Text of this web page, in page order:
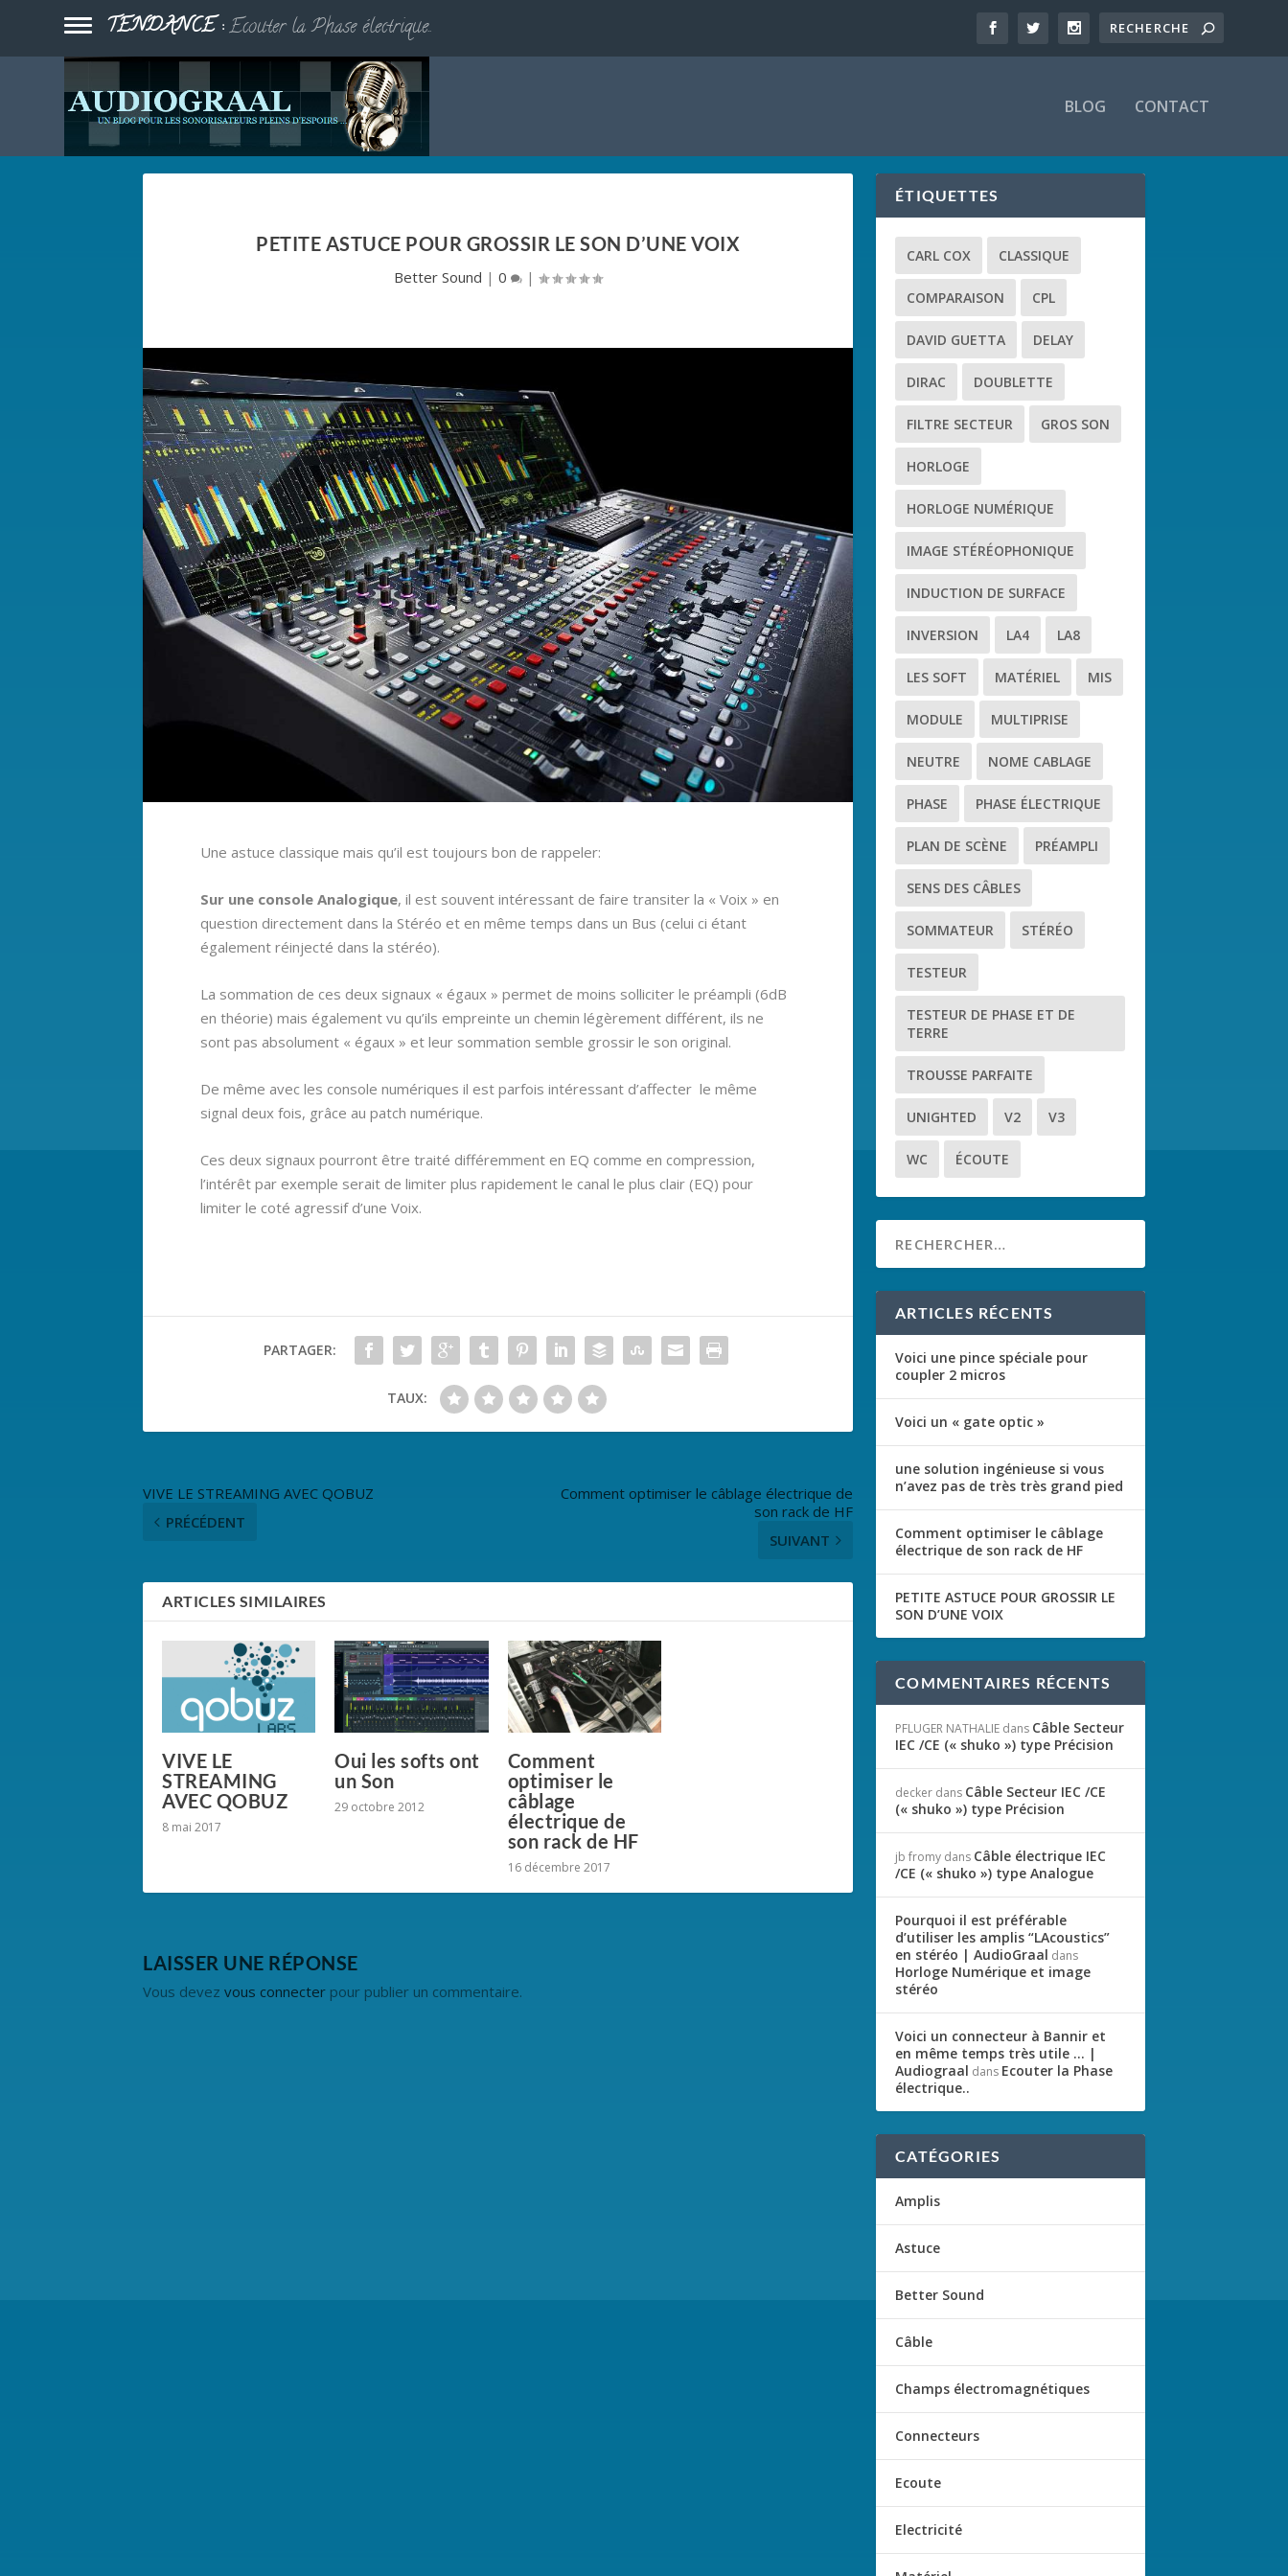
TENDANCE :Ecouter la Phase électrique..
BLOG CONTACT
PETITE ASTUCE POUR GROSSIR LE SON D’UNE VOIX
Better Sound |0 |
Une astuce classique mais qu’il est toujours bon de rappeler:
Sur une console Analogique, il est souvent intéressant de faire transiter la « Voix » en
question directement dans la Stéréo et en même temps dans un Bus (celui ci étant
également réinjecté dans la stéréo).
La sommation de ces deux signaux « égaux » permet de moins solliciter le préampli (6dB
en théorie) mais également vu qu’ils empreinte un chemin légèrement différent, ils ne
sont pas absolument « égaux » et leur sommation semble grossir le son original.
De même avec les console numériques il est parfois intéressant d’affecter le même
signal deux fois, grâce au patch numérique.
Ces deux signaux pourront être traité différemment en EQ comme en compression,
l’intérêt par exemple serait de limiter plus rapidement le canal le plus clair (EQ) pour
limiter le coté agressif d’une Voix.
PARTAGER:
TAUX:
VIVE LE STREAMING AVEC QOBUZ
PRÉCÉDENT
Comment optimiser le câblage électrique de
son rack de HF
SUIVANT
ARTICLES SIMILAIRES
VIVE LE
STREAMING
AVEC QOBUZ
8 mai 2017
Oui les softs ont
un Son
29 octobre 2012
Comment
optimiser le
câblage
électrique de
son rack de HF
16 décembre 2017
LAISSER UNE RÉPONSE
Vous devez vous connecter pour publier un commentaire.
ÉTIQUETTES
CARL COX CLASSIQUE
COMPARAISON CPL
DAVID GUETTA DELAY
DIRAC DOUBLETTE
FILTRE SECTEUR GROS SON
HORLOGE
HORLOGE NUMÉRIQUE
IMAGE STÉRÉOPHONIQUE
INDUCTION DE SURFACE
INVERSION LA4 LA8
LES SOFT MATÉRIEL MIS
MODULE MULTIPRISE
NEUTRE NOME CABLAGE
PHASE PHASE ÉLECTRIQUE
PLAN DE SCÈNE PRÉAMPLI
SENS DES CÂBLES
SOMMATEUR STÉRÉO
TESTEUR
TESTEUR DE PHASE ET DE
TERRE
TROUSSE PARFAITE
UNIGHTED V2 V3
WC ÉCOUTE
ARTICLES RÉCENTS
Voici une pince spéciale pour
coupler 2 micros
Voici un « gate optic »
une solution ingénieuse si vous
n’avez pas de très très grand pied
Comment optimiser le câblage
électrique de son rack de HF
PETITE ASTUCE POUR GROSSIR LE
SON D’UNE VOIX
COMMENTAIRES RÉCENTS
PFLUGER NATHALIE dans Câble Secteur
IEC /CE (« shuko ») type Précision
decker dans Câble Secteur IEC /CE
(« shuko ») type Précision
jb fromy dans Câble électrique IEC
/CE (« shuko ») type Analogue
Pourquoi il est préférable
d’utiliser les amplis “LAcoustics”
en stéréo | AudioGraal dans
Horloge Numérique et image
stéréo
Voici un connecteur à Bannir et
en même temps très utile … |
Audiograal dans Ecouter la Phase
électrique..
CATÉGORIES
Amplis
Astuce
Better Sound
Câble
Champs électromagnétiques
Connecteurs
Ecoute
Electricité